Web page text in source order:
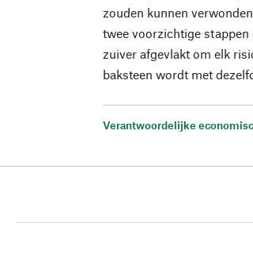
zouden kunnen
twee voorzichtige
zuiver afgevlakt om elk
baksteen wordt met
Verantwoordelijke